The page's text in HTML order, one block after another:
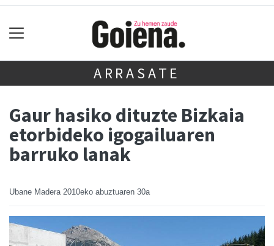
ARRASATE
Gaur hasiko dituzte Bizkaia
etorbideko igogailuaren
barruko lanak
Ubane Madera 2010eko abuztuaren 30a